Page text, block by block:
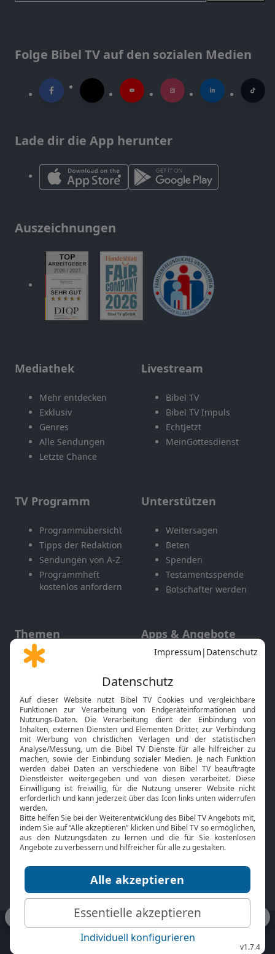
Folge Bibel TV auf den sozialen Medien
Lade dir die App herunter
Auszeichnungen
Mediathek
Mehr entdecken
Exklusiv
Genres
Alle Sendungen
Letzte Chance
Livestream
Bibel TV
Bibel TV Impuls
EchtJetzt
MeinGottesdienst
TV Programm
Programmübersicht
Tipps der Redaktion
Sendungen von A-Z
Programmheft
kostenlos anfordern
Unterstützen
Weitersagen
Beten
Spenden
Testamentsspende
Botschafter werden
Themen
Gott und Bibel erklärt
Neuigkeiten
Apps & Angebote
Mobile App
Smart TV
HbbTV
Bibelthek Online-Bibel
Nächster Gottesdienst
Bibel TV
Über uns
Jobs
Mediadaten
Service
Kontakt
TV-Empfang
bibeltv.de: Impressum
Datenschutz
Nutzungsbedingungen
Fakten Bibel TV App